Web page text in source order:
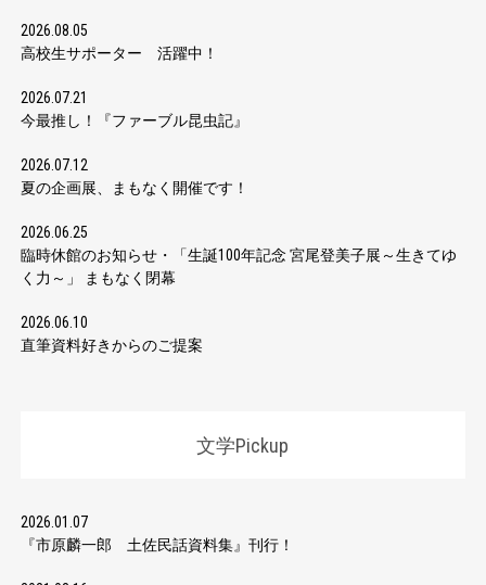
2026.08.05
高校生サポーター 活躍中！
2026.07.21
今最推し！『ファーブル昆虫記』
2026.07.12
夏の企画展、まもなく開催です！
2026.06.25
臨時休館のお知らせ・「生誕100年記念 宮尾登美子展～生きてゆ
く力～」 まもなく閉幕
2026.06.10
直筆資料好きからのご提案
文学Pickup
2026.01.07
『市原麟一郎 土佐民話資料集』刊行！